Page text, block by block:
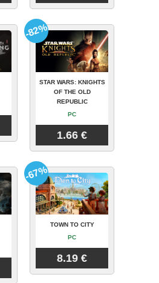
STAR WARS: KNIGHTS
OF THE OLD
REPUBLIC
PC
1.66 €
-82%
TOWN TO CITY
PC
8.19 €
-67%